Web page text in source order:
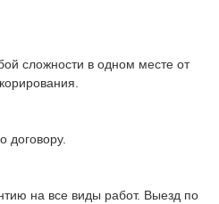
сложности в одном месте от
договору.
на все виды работ. Выезд по